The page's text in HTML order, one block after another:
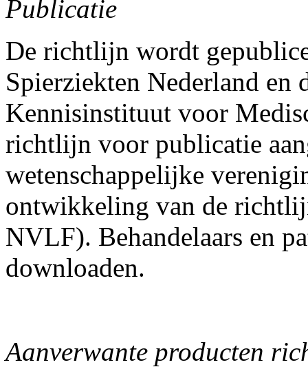
Publicatie
De richtlijn wordt
Spierziekten Nederland en
Kennisinstituut voor
richtlijn voor publicatie
wetenschappelijke
ontwikkeling van de
NVLF). Behandelaars en
downloaden.
Aanverwante producten